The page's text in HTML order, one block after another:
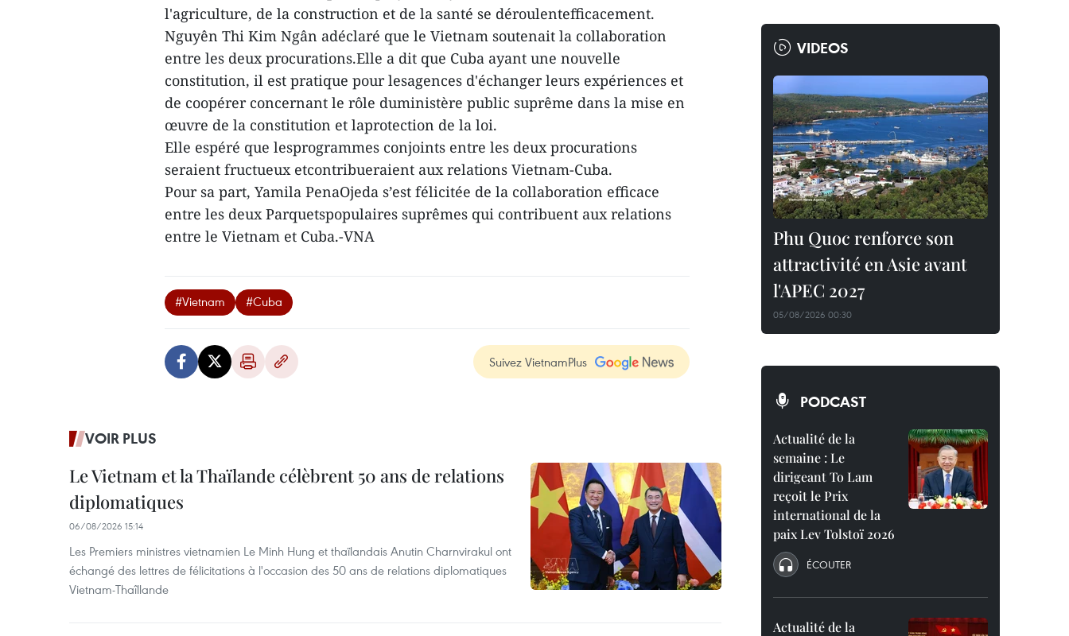
l'agriculture, de la construction et de la santé se déroulentefficacement.
Nguyên Thi Kim Ngân adéclaré que le Vietnam soutenait la collaboration
entre les deux procurations.Elle a dit que Cuba ayant une nouvelle
constitution, il est pratique pour lesagences d'échanger leurs expériences et
de coopérer concernant le rôle duministère public suprême dans la mise en
œuvre de la constitution et laprotection de la loi.
Elle espéré que lesprogrammes conjoints entre les deux procurations
seraient fructueux etcontribueraient aux relations Vietnam-Cuba.
Pour sa part, Yamila PenaOjeda s’est félicitée de la collaboration efficace
entre les deux Parquetspopulaires suprêmes qui contribuent aux relations
entre le Vietnam et Cuba.-VNA
#Vietnam #Cuba
Suivez VietnamPlus
VOIR PLUS
Le Vietnam et la Thaïlande célèbrent 50 ans de relations
diplomatiques
06/08/2026 15:14
Les Premiers ministres vietnamien Le Minh Hung et thaïlandais Anutin Charnvirakul ont
échangé des lettres de félicitations à l'occasion des 50 ans de relations diplomatiques
Vietnam-Thaîllande
VIDEOS
Phu Quoc renforce son
attractivité en Asie avant
l'APEC 2027
05/08/2026 00:30
PODCAST
Actualité de la
semaine : Le
dirigeant To Lam
reçoit le Prix
international de la
paix Lev Tolstoï 2026
ÉCOUTER
Actualité de la